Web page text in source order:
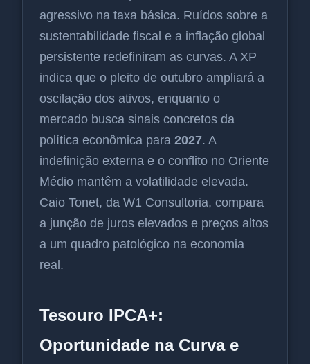
agressivo na taxa básica. Ruídos sobre a
sustentabilidade fiscal e a inflação global
persistente redefiniram as curvas. A XP
indica que o pleito de outubro ampliará a
oscilação dos ativos, enquanto o
mercado busca sinais concretos da
política econômica para 2027. A
indefinição externa e o conflito no Oriente
Médio mantêm a volatilidade elevada.
Caio Tonet, da W1 Consultoria, compara
a junção de juros elevados e preços altos
a um quadro patológico na economia
real.
Tesouro IPCA+:
Oportunidade na Curva e